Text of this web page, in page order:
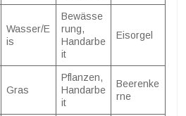
Wasser/E
is
Bewässe
rung,
Handarbe
it
Eisorgel
Gras
Pflanzen,
Handarbe
it
Beerenke
rne